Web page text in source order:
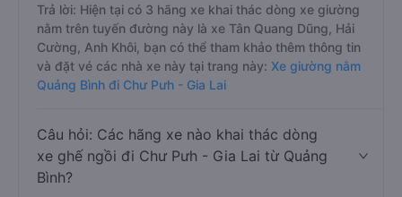
Trả lời: Hiện tại có 3 hãng xe khai thác dòng xe giường
nằm trên tuyến đường này là xe Tân Quang Dũng, Hải
Cường, Anh Khôi, bạn có thể tham khảo thêm thông tin
và đặt vé các nhà xe này tại trang này: Xe giường nằm
Quảng Bình đi Chư Pưh - Gia Lai
Câu hỏi: Các hãng xe nào khai thác dòng
xe ghế ngồi đi Chư Pưh - Gia Lai từ Quảng
Bình?